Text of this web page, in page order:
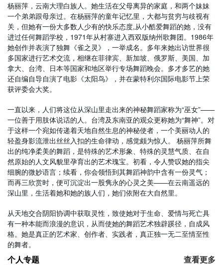
杨丽萍，云南大理白族人。她生活在父母离异的家庭，和两个妹妹
一个弟弟跟母亲过。在杨丽萍的童年记忆里，大都与贫穷与歧视有
关，但她有一份大多数人少有的快乐态度,从小酷爱舞蹈的她，没有
进过任何舞蹈学校，1971年从村寨进入西双版纳州歌舞团。1986年
她创作并表演了独舞《雀之灵》，一举成名。多年来她出访世界很
多国家进行艺术交流，相继在菲律宾、新加坡、俄罗斯、美国、加
拿大、台湾、日本等国家和地区举行专场舞蹈晚会。多才多艺的她
还自编自导自演了电影《太阳鸟》，并在蒙特利尔国际电影节上荣
获评委会大奖。
一直以来，人们将这位从深山里走出来的神秘舞蹈家称为“巫女”——
一位善于用肢体说话的人。台湾及东南亚的观众更称她为“舞神”。对
于这样一个宛如传递着天地自然生息的神秘使者，一个美丽动人的
轻盈身影流泄出丝丝入扣的生命律动，感觉颇为惊人。 杨丽萍所舞
出的纯净柔美的舞蹈，是特殊的艺术形象、特殊的灵慧气质、在自
然原始的人文风貌里孕育出的艺术瑰宝。初看，令人赞叹她的指尖
细腕的微妙语言；续看，你会领悟到其舞蹈神韵中含有一份灵气；
而再三欣赏时，便可沉淀出一股隽永的心灵之美——在云南遥远的
深山里，生活着她和她的族人们，她们依附在大自然里。
从天地交合阴阳协调中获取灵性，致使她对于生命、爱情与死亡具
有一种本能而浪漫的意识，从而使她的舞蹈艺术独辟蹊径，自成风
格。她是真正的艺术家、创作者、实践者，真正独一无二至情至性
的舞者。
个人专题 查看更多